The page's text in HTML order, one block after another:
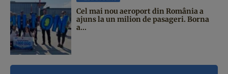
Cel mai nou aeroport din România a
ajuns la un milion de pasageri. Borna
a...